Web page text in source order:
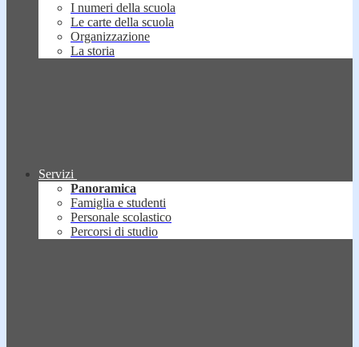
I numeri della scuola
Le carte della scuola
Organizzazione
La storia
Servizi
Panoramica
Famiglia e studenti
Personale scolastico
Percorsi di studio